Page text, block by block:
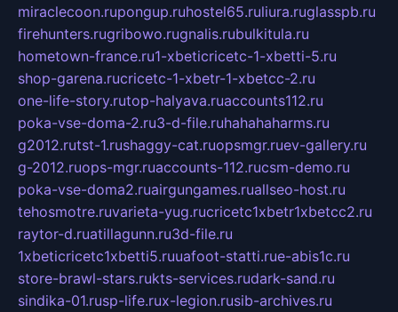
miraclecoon.rupongup.ruhostel65.ruliura.ruglasspb.ru
firehunters.rugribowo.rugnalis.rubulkitula.ru
hometown-france.ru1-xbeticricetc-1-xbetti-5.ru
shop-garena.rucricetc-1-xbetr-1-xbetcc-2.ru
one-life-story.rutop-halyava.ruaccounts112.ru
poka-vse-doma-2.ru3-d-file.ruhahahaharms.ru
g2012.rutst-1.rushaggy-cat.ruopsmgr.ruev-gallery.ru
g-2012.ruops-mgr.ruaccounts-112.rucsm-demo.ru
poka-vse-doma2.ruairgungames.ruallseo-host.ru
tehosmotre.ruvarieta-yug.rucricetc1xbetr1xbetcc2.ru
raytor-d.ruatillagunn.ru3d-file.ru
1xbeticricetc1xbetti5.ruuafoot-statti.rue-abis1c.ru
store-brawl-stars.rukts-services.rudark-sand.ru
sindika-01.rusp-life.rux-legion.rusib-archives.ru